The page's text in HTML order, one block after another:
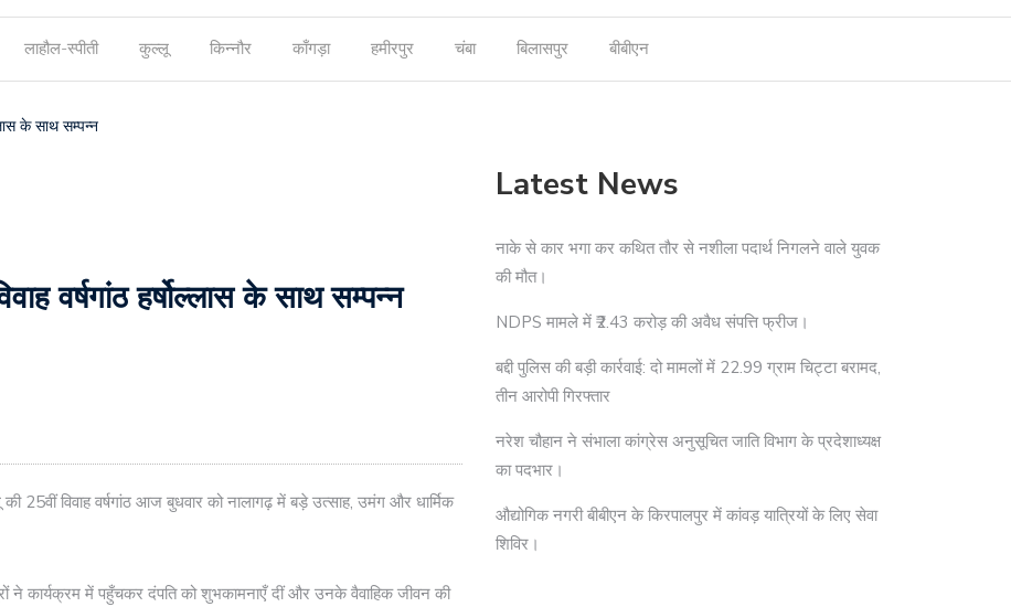
लाहौल-स्पीती कुल्लू किन्नौर काँगड़ा हमीरपुर चंबा बिलासपुर बीबीएन
के साथ सम्पन्न
वर्षगांठ हर्षोल्लास के साथ सम्पन्न
25वीं विवाह वर्षगांठ आज बुधवार को नालागढ़ में बड़े उत्साह, उमंग और धार्मिक
ने कार्यक्रम में पहुँचकर दंपति को शुभकामनाएँ दीं और उनके वैवाहिक जीवन की
Latest News
नाके से कार भगा कर कथित तौर से नशीला पदार्थ निगलने वाले युवक
की मौत।
NDPS मामले में ₹2.43 करोड़ की अवैध संपत्ति फ्रीज।
बद्दी पुलिस की बड़ी कार्रवाई: दो मामलों में 22.99 ग्राम चिट्टा बरामद,
तीन आरोपी गिरफ्तार
नरेश चौहान ने संभाला कांग्रेस अनुसूचित जाति विभाग के प्रदेशाध्यक्ष
का पदभार।
औद्योगिक नगरी बीबीएन के किरपालपुर में कांवड़ यात्रियों के लिए सेवा
शिविर।